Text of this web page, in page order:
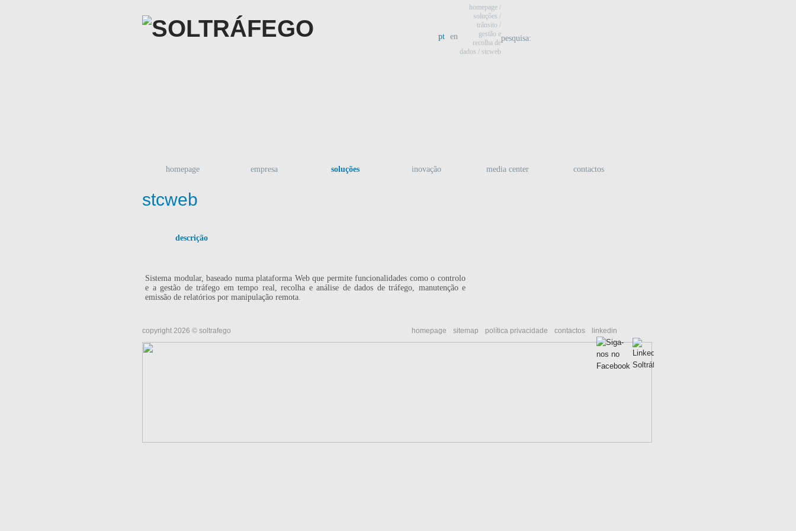
pesquisa:
pt en
homepage empresa soluções inovação media center contactos
homepage /
soluções /
trânsito /
gestão e
recolha de
dados / stcweb
stcweb
descrição
Sistema modular, baseado numa plataforma Web que permite funcionalidades como o controlo
e a gestão de tráfego em tempo real, recolha e análise de dados de tráfego, manutenção e
emissão de relatórios por manipulação remota.
copyright 2026 © soltrafego homepage sitemap política privacidade contactos linkedin